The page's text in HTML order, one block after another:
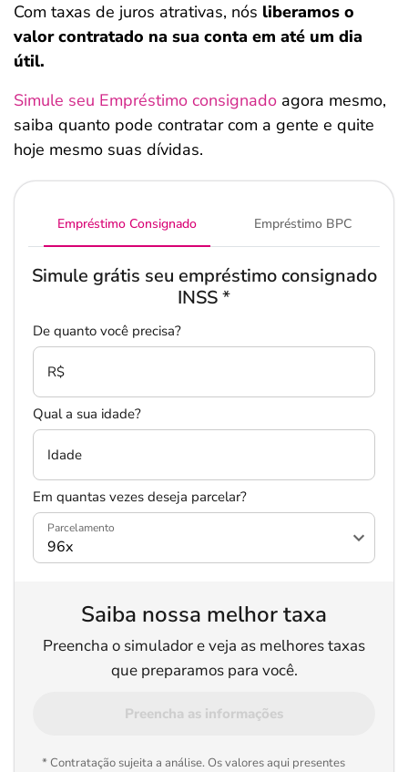
Com taxas de juros atrativas, nós liberamos o
valor contratado na sua conta em até um dia
útil.
Simule seu Empréstimo consignado agora mesmo,
saiba quanto pode contratar com a gente e quite
hoje mesmo suas dívidas.
Empréstimo Consignado Empréstimo BPC
Simule grátis seu empréstimo consignado
INSS*
De quanto você precisa?
R$
Qual a sua idade?
Idade
Em quantas vezes deseja parcelar?
Parcelamento
Saiba nossa melhor taxa
Preencha o simulador e veja as melhores taxas
que preparamos para você.
Preencha as informações
* Contratação sujeita a análise. Os valores aqui presentes